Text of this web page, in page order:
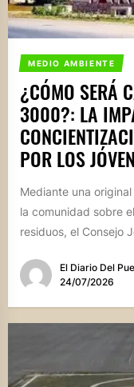
MEDIO AMBIENTE
¿CÓMO SERÁ
3000?: LA
POR LOS
Mediante una
la comunidad sobre
residuos, el Consejo
El Diario Del
24/07/2026